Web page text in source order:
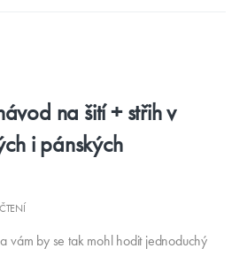
na šití + střih v
i pánských
vám by se tak mohl hodit jednoduchý